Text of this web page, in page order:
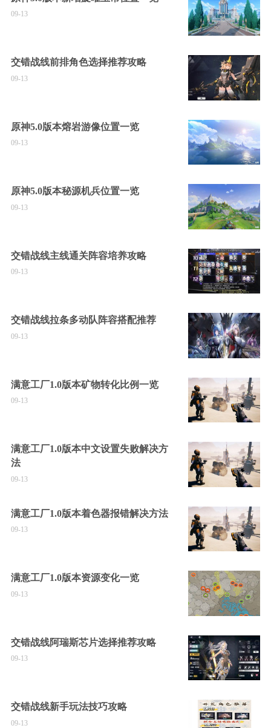
09-13
交错战线前排角色选择推荐攻略
09-13
原神5.0版本熔岩游像位置一览
09-13
原神5.0版本秘源机兵位置一览
09-13
交错战线主线通关阵容培养攻略
09-13
交错战线拉条多动队阵容搭配推荐
09-13
满意工厂1.0版本矿物转化比例一览
09-13
满意工厂1.0版本中文设置失败解决方
法
09-13
满意工厂1.0版本着色器报错解决方法
09-13
满意工厂1.0版本资源变化一览
09-13
交错战线阿瑞斯芯片选择推荐攻略
09-13
交错战线新手玩法技巧攻略
09-13